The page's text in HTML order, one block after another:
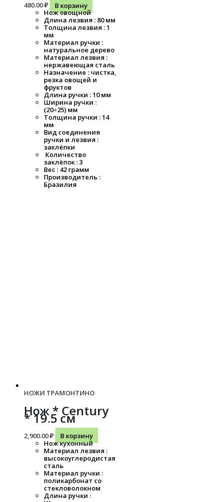
480.00₽
В корзину
Нож овощной
Длина лезвия : 80 мм
Толщина лезвия : 1
мм
Материал ручки :
натуральное дерево
Материал лезвия :
нержавеющая сталь
Назначение : чистка,
резка овощей и
фруктов
Длина ручки : 10 мм
Ширина ручки :
(20÷25) мм
Толщина ручки : 14
мм
Вид соединения
ручки и лезвия :
заклёпки
Количество
заклёпок : 3
Вес : 42 грамм
Производитель :
Бразилия
НОЖИ ТРАМОНТИНО
Нож * Century
* 19.5 см
2,900.00₽
В корзину
Нож кухонный
Материал лезвия :
высокоуглеродистая
сталь
Материал ручки :
поликарбонат со
стекловолокном
Длина ручки :